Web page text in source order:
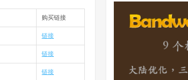
购买链接
链接
链接
链接